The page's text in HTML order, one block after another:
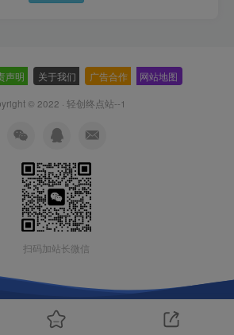
声明 关于我们 广告合作 网站地图
© 2022 · 轻创终点站--1
扫码加站长微信